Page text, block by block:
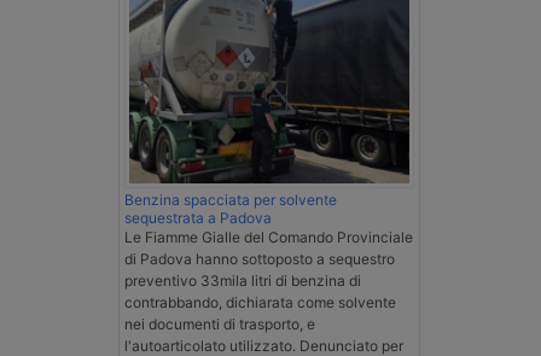
Benzina spacciata per solvente
sequestrata a Padova
Le Fiamme Gialle del Comando Provinciale
di Padova hanno sottoposto a sequestro
preventivo 33mila litri di benzina di
contrabbando, dichiarata come solvente
nei documenti di trasporto, e
l'autoarticolato utilizzato. Denunciato per